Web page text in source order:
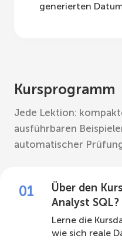
generierten
Kursprogramm
Jede Lektion:
ausführbaren
automatischer
01
Über den
Analyst SQL?
Lerne die
wie sich reale